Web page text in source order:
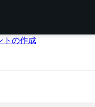
トの作成